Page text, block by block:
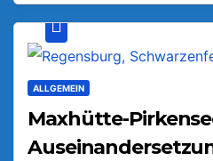
ALLGEMEIN
Maxhütte-